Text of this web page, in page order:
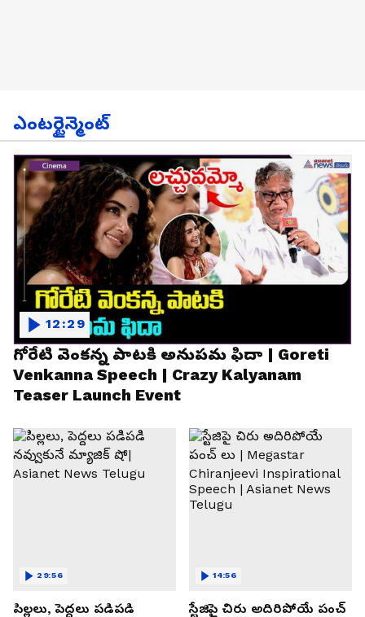
ఎంటర్టైన్మెంట్
గోరేటి వెంకన్న పాటకి అనుపమ ఫిదా | Goreti
Venkanna Speech | Crazy Kalyanam
Teaser Launch Event
12:29
పిల్లలు, పెద్దలు పడిపడి
29:56
స్టేజిపై చిరు అదిరిపోయే పంచ్
14:56